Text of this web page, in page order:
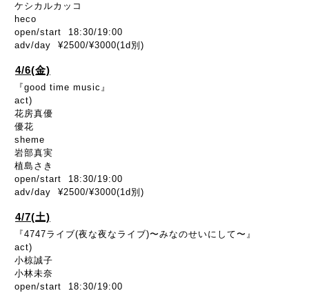
ケシカルカッコ
heco
open/start 18:30/19:00
adv/day ¥2500/¥3000(1d別)
4/6(金)
『good time music』
act)
花房真優
優花
sheme
岩部真実
植島さき
open/start 18:30/19:00
adv/day ¥2500/¥3000(1d別)
4/7(土)
『4747ライブ(夜な夜なライブ)〜みなのせいにして〜』
act)
小椋誠子
小林未奈
open/start 18:30/19:00